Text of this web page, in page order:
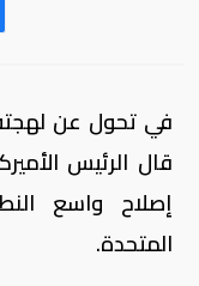
في تحول عن لهجته
قال الرئيس
إصلاح واسع
المتحدة.